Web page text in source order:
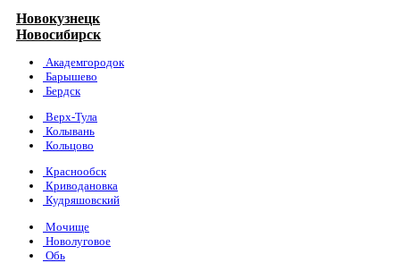
Новокузнецк
Новосибирск
Академгородок
Барышево
Бердск
Верх-Тула
Колывань
Кольцово
Краснообск
Криводановка
Кудряшовский
Мочище
Новолуговое
Обь